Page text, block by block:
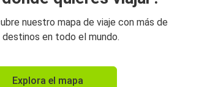
nuestro mapa de viaje con más de
en todo el mundo.
Explora el mapa